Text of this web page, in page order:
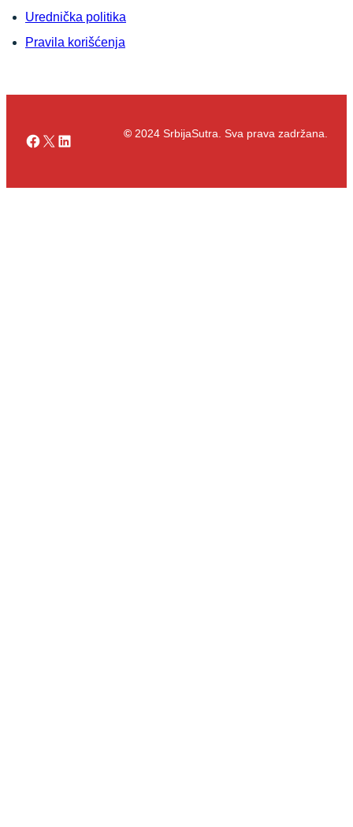
Urednička politika
Pravila korišćenja
Facebook
X LinkedIn© 2024 SrbijaSutra. Sva prava zadržana.